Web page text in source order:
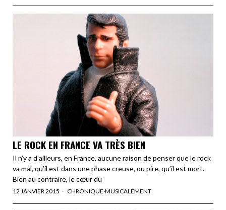
LE ROCK EN FRANCE VA TRÈS BIEN
Il n’y a d’ailleurs, en France, aucune raison de penser que le rock
va mal, qu’il est dans une phase creuse, ou pire, qu’il est mort.
Bien au contraire, le cœur du
12 JANVIER 2015 CHRONIQUE·MUSICALEMENT